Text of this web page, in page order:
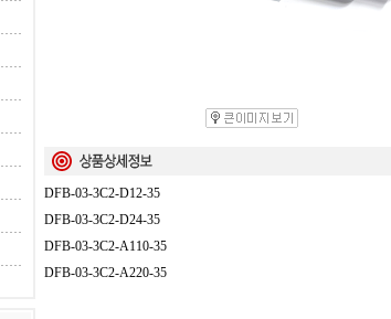
DFB-03-3C2-D12-35
DFB-03-3C2-D24-35
DFB-03-3C2-A110-35
DFB-03-3C2-A220-35